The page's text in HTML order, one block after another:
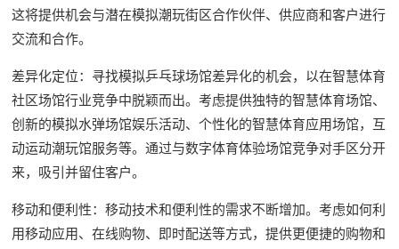
这将提供机会与潜在模拟潮玩街区合作伙伴、供应商和客户进行
交流和合作。
差异化定位：寻找模拟乒乓球场馆差异化的机会，以在智慧体育
社区场馆行业竞争中脱颖而出。考虑提供独特的智慧体育场馆、
创新的模拟水弹场馆娱乐活动、个性化的智慧体育应用场馆，互
动运动潮玩馆服务等。通过与数字体育体验场馆竞争对手区分开
来，吸引并留住客户。
移动和便利性：移动技术和便利性的需求不断增加。考虑如何利
用移动应用、在线购物、即时配送等方式，提供更便捷的购物和